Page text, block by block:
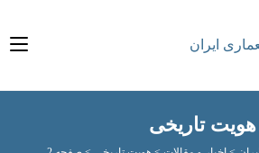
تاریخی